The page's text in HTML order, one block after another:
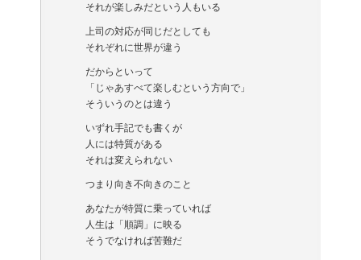
それが楽しみだという人もいる
上司の対応が同じだとしても
それぞれに世界が違う
だからといって
「じゃあすべて楽しむという方向で」
そういうのとは違う
いずれ手記でも書くが
人には特質がある
それは変えられない
つまり向き不向きのこと
あなたが特質に乗っていれば
人生は「順調」に映る
そうでなければ苦難だ